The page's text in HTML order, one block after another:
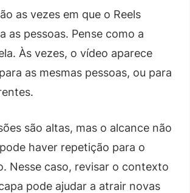
as vezes em que o Reels
as pessoas. Pense como a
Às vezes, o vídeo aparece
as mesmas pessoas, ou para
são altas, mas o alcance não
haver repetição para o
Nesse caso, revisar o contexto
pode ajudar a atrair novas